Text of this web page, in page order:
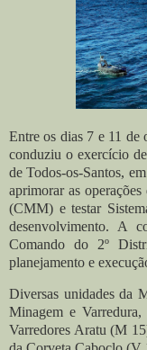
Entre os dias 7 e 11
conduziu o exercício
de Todos-os-Santos,
aprimorar as
(CMM) e testar
desenvolvimento. A
Comando do 2º
planejamento e
Diversas unidades da
Minagem e
Varredores Aratu (M